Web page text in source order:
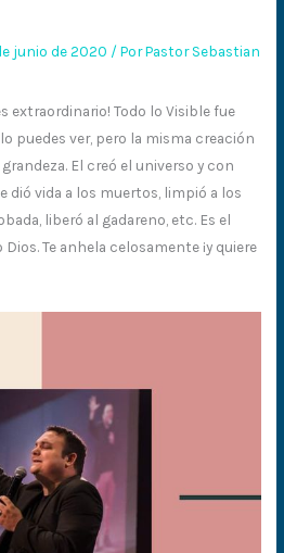
junio de 2020 / PorPastor Sebastian
extraordinario! Todo lo Visible fue
puedes ver, pero la misma creación
El creó el universo y con
dió vida a los muertos, limpió a los
liberó al gadareno, etc. Es el
Te anhela celosamente ¡y quiere